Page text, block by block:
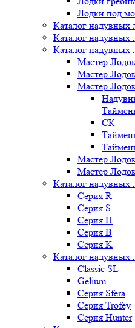
Лодки под
Каталог надувных
Каталог надувных
Каталог надувных
Мастер
Мастер
Мастер
СК
Мастер
Мастер
Каталог надувных
Серия R
Серия S
Серия H
Серия B
Серия K
Каталог надувных
Classic SL
Gelium
Серия Sfera
Серия Trofey
Серия Hunter